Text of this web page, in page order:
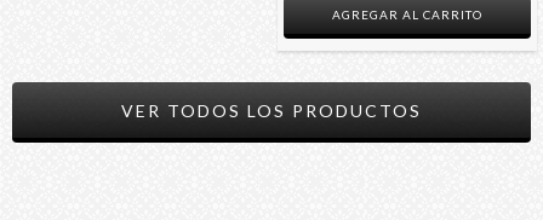
AGREGAR AL CARRITO
VER TODOS LOS PRODUCTOS